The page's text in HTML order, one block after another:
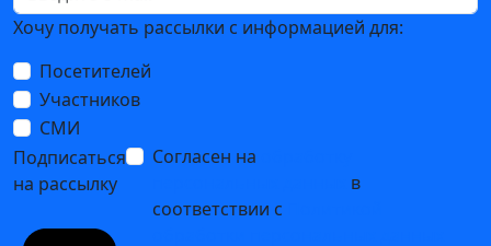
Хочу получать рассылки с информацией для:
Посетителей
Участников
СМИ
Подписаться
на рассылку
Согласен на
в
соответствии с